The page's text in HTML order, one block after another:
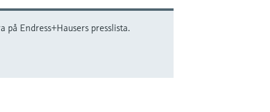
Endress+Hausers presslista.